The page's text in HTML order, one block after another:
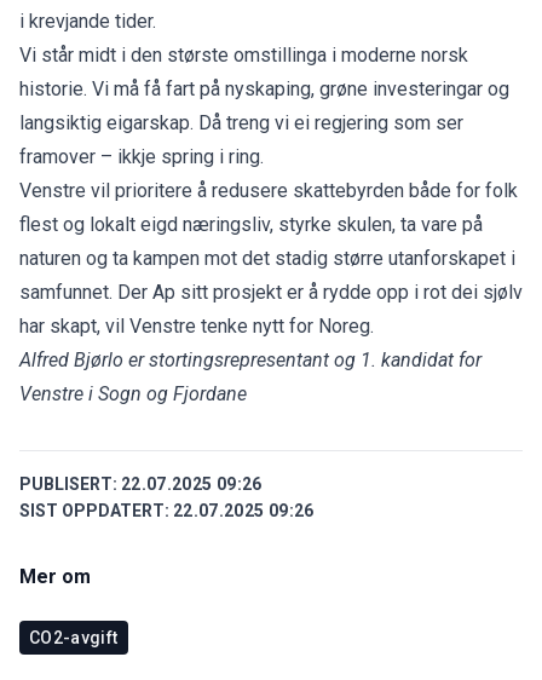
i krevjande tider.
Vi står midt i den største omstillinga i moderne norsk
historie. Vi må få fart på nyskaping, grøne investeringar og
langsiktig eigarskap. Då treng vi ei regjering som ser
framover – ikkje spring i ring.
Venstre vil prioritere å redusere skattebyrden både for folk
flest og lokalt eigd næringsliv, styrke skulen, ta vare på
naturen og ta kampen mot det stadig større utanforskapet i
samfunnet. Der Ap sitt prosjekt er å rydde opp i rot dei sjølv
har skapt, vil Venstre tenke nytt for Noreg.
Alfred Bjørlo er stortingsrepresentant og 1. kandidat for
Venstre i Sogn og Fjordane
PUBLISERT: 22.07.2025 09:26
SIST OPPDATERT: 22.07.2025 09:26
Mer om
CO2-avgift